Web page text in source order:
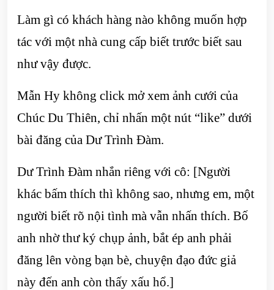
Làm gì có khách hàng nào không muốn hợp
tác với một nhà cung cấp biết trước biết sau
như vậy được.
Mẫn Hy không click mở xem ảnh cưới của
Chúc Du Thiên, chỉ nhấn một nút “like” dưới
bài đăng của Dư Trình Đàm.
Dư Trình Đàm nhắn riêng với cô: [Người
khác bấm thích thì không sao, nhưng em, một
người biết rõ nội tình mà vẫn nhấn thích. Bố
anh nhờ thư ký chụp ảnh, bắt ép anh phải
đăng lên vòng bạn bè, chuyện đạo đức giả
này đến anh còn thấy xấu hổ.]